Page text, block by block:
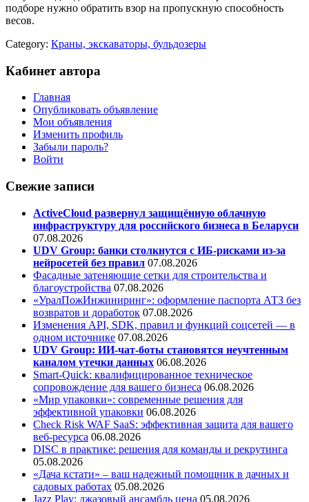
подборе нужно обратить взор на пропускную способность
весов.
Category: Краны, экскаваторы, бульдозеры
Кабинет автора
Главная
Опубликовать объявление
Мои объявления
Изменить профиль
Забыли пароль?
Войти
Свежие записи
ActiveCloud развернул защищённую облачную
инфраструктуру для российского бизнеса в Беларуси
07.08.2026
UDV Group: банки столкнутся с ИБ-рисками из-за
нейросетей без правил 07.08.2026
Фасадные затеняющие сетки для строительства и
благоустройства 07.08.2026
«УралПожИнжиниринг»: оформление паспорта АТЗ без
возвратов и доработок 07.08.2026
Изменения API, SDK, правил и функций соцсетей — в
одном источнике 07.08.2026
UDV Group: ИИ-чат-боты становятся неучтенным
каналом утечки данных 06.08.2026
Smart-Quick: квалифицированное техническое
сопровождение для вашего бизнеса 06.08.2026
«Мир упаковки»: современные решения для
эффективной упаковки 06.08.2026
Check Risk WAF SaaS: эффективная защита для вашего
веб-ресурса 06.08.2026
DISC в практике: решения для команды и рекрутинга
05.08.2026
«Дача кстати» – ваш надежный помощник в дачных и
садовых работах 05.08.2026
Jazz Play: джазовый ансамбль цена 05.08.2026